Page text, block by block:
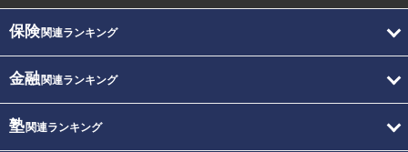
保険関連ランキング
金融関連ランキング
塾関連ランキング